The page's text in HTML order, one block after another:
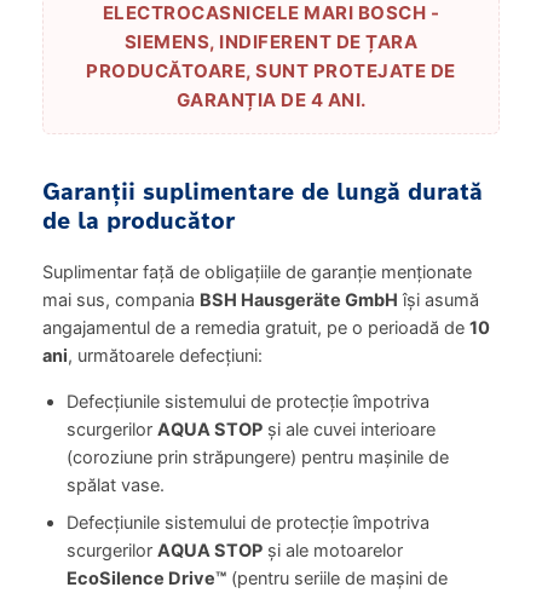
ELECTROCASNICELE MARI BOSCH -
SIEMENS, INDIFERENT DE ȚARA
PRODUCĂTOARE, SUNT PROTEJATE DE
GARANȚIA DE 4 ANI.
Garanții suplimentare de lungă durată
de la producător
Suplimentar față de obligațiile de garanție menționate
mai sus, compania BSH Hausgeräte GmbH își asumă
angajamentul de a remedia gratuit, pe o perioadă de 10
ani, următoarele defecțiuni:
Defecțiunile sistemului de protecție împotriva
scurgerilor AQUA STOP și ale cuvei interioare
(coroziune prin străpungere) pentru mașinile de
spălat vase.
Defecțiunile sistemului de protecție împotriva
scurgerilor AQUA STOP și ale motoarelor
EcoSilence Drive™ (pentru seriile de mașini de